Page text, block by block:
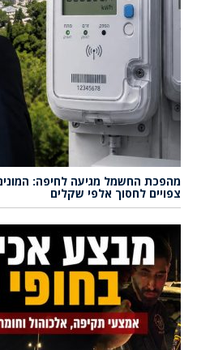
מהפכת החשמל מגיעה לחיפה:
צפויים לחסוך אלפי שקלים